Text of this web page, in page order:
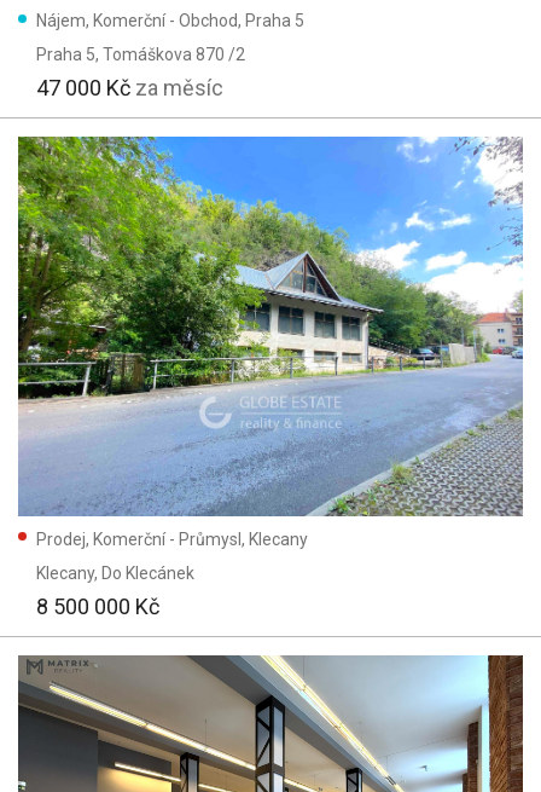
Nájem, Komerční - Obchod, Praha 5
Praha 5, Tomáškova 870 /2
47 000 Kč za měsíc
Prodej, Komerční - Průmysl, Klecany
Klecany, Do Klecánek
8 500 000 Kč